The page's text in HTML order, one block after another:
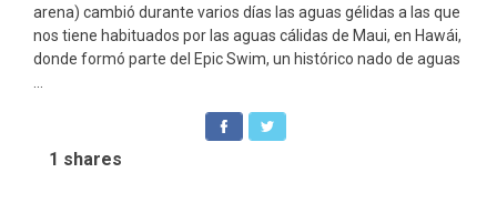
arena) cambió durante varios días las aguas gélidas a las que
nos tiene habituados por las aguas cálidas de Maui, en Hawái,
donde formó parte del Epic Swim, un histórico nado de aguas
...
1 shares